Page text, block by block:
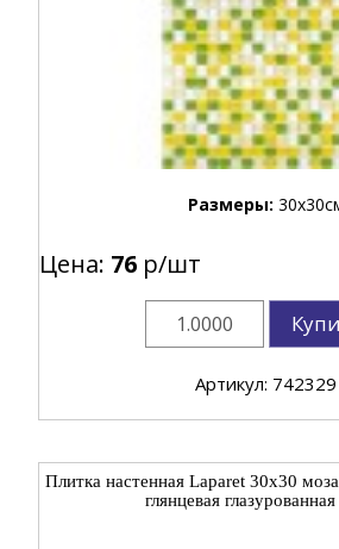
Размеры:
Цена: 76р/шт
Артикул: 742329
Плитка настенная Laparet 30x30
глянцевая